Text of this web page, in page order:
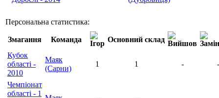
Персональна статистика:
Змагання Команда
Основний склад
Кубок
області -
2010
Маяк
(Сарни)
1 1 - -
Чемпіонат
області - 1